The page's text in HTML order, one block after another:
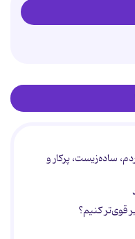
ساده‌زیست، پرکار و